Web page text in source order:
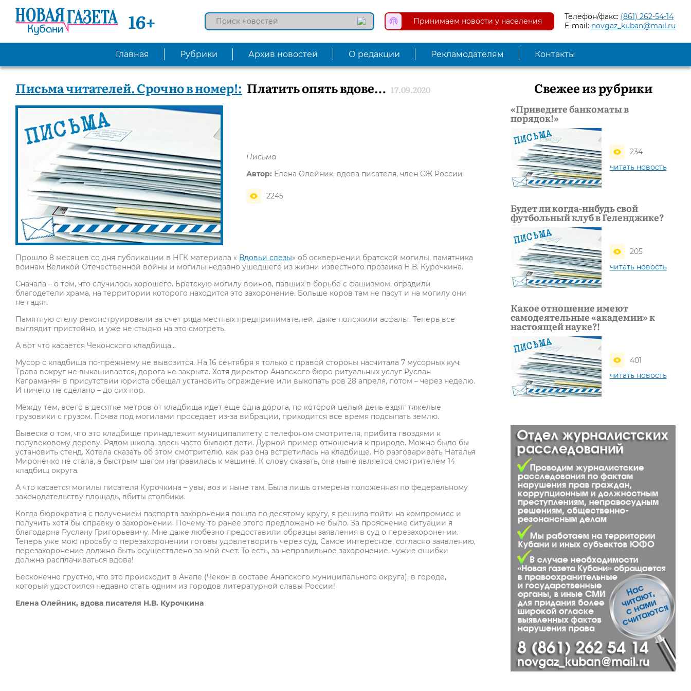
16+ Принимаем новости у населения Телефон/факс: (861) 262-54-14
E-mail: novgaz_kuban@mail.ru
Главная Рубрики Архив новостей О редакции Рекламодателям Контакты
Письма читателей. Срочно в номер!: Платить опять вдове… 17.09.2020
Письма
Автор: Елена Олейник, вдова писателя, член СЖ России
2245
Прошло 8 месяцев со дня публикации в НГК материала « Вдовьи слезы» об осквернении братской могилы, памятника
воинам Великой Отечественной войны и могилы недавно ушедшего из жизни известного прозаика Н.В. Курочкина.
Сначала – о том, что случилось хорошего. Братскую могилу воинов, павших в борьбе с фашизмом, оградили
благодетели храма, на территории которого находится это захоронение. Больше коров там не пасут и на могилу они
не гадят.
Памятную стелу реконструировали за счет ряда местных предпринимателей, даже положили асфальт. Теперь все
выглядит пристойно, и уже не стыдно на это смотреть.
А вот что касается Чеконского кладбища…
Мусор с кладбища по-прежнему не вывозится. На 16 сентября я только с правой стороны насчитала 7 мусорных куч.
Трава вокруг не выкашивается, дорога не закрыта. Хотя директор Анапского бюро ритуальных услуг Руслан
Каграманян в присутствии юриста обещал установить ограждение или выкопать ров 28 апреля, потом – через неделю.
И ничего не сделано – до сих пор.
Между тем, всего в десятке метров от кладбища идет еще одна дорога, по которой целый день ездят тяжелые
грузовики с грузом. Почва под могилами проседает из-за вибрации, приходится все время подсыпать землю.
Вывеска о том, что это кладбище принадлежит муниципалитету с телефоном смотрителя, прибита гвоздями к
полувековому дереву. Рядом школа, здесь часто бывают дети. Дурной пример отношения к природе. Можно было бы
установить стенд. Хотела сказать об этом смотрителю, как раз она встретилась на кладбище. Но разговаривать Наталья
Мироненко не стала, а быстрым шагом направилась к машине. К слову сказать, она ныне является смотрителем 14
кладбищ округа.
А что касается могилы писателя Курочкина – увы, воз и ныне там. Была лишь отмерена положенная по федеральному
законодательству площадь, вбиты столбики.
Когда бюрократия с получением паспорта захоронения пошла по десятому кругу, я решила пойти на компромисс и
получить хотя бы справку о захоронении. Почему-то ранее этого предложено не было. За прояснение ситуации я
благодарна Руслану Григорьевичу. Мне даже любезно предоставили образцы заявления в суд о перезахоронении.
Теперь уже мою просьбу о перезахоронении готовы удовлетворить через суд. Самое интересное, согласно заявлению,
перезахоронение должно быть осуществлено за мой счет. То есть, за неправильное захоронение, чужие ошибки
должна расплачиваться вдова!
Бесконечно грустно, что это происходит в Анапе (Чекон в составе Анапского муниципального округа), в городе,
который удостоился недавно стать одним из городов литературной славы России!
Елена Олейник, вдова писателя Н.В. Курочкина
Свежее из рубрики
«Приведите банкоматы в
порядок!»
234
читать новость
Будет ли когда-нибудь свой
футбольный клуб в Геленджике?
205
читать новость
Какое отношение имеют
самодеятельные «академии» к
настоящей науке?!
401
читать новость